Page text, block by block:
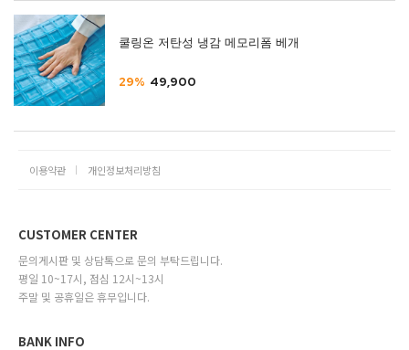
쿨링온 저탄성 냉감 메모리폼 베개
29% 49,900
이용약관 개인정보처리방침
CUSTOMER CENTER
문의게시판 및 상담톡으로 문의 부탁드립니다.
평일 10~17시, 점심 12시~13시
주말 및 공휴일은 휴무입니다.
BANK INFO